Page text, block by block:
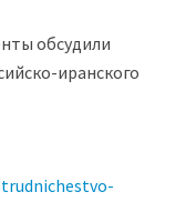
обсудили
иранского